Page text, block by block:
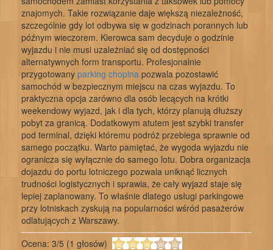
znajomych. Takie rozwiązanie daje większą niezależność,
szczególnie gdy lot odbywa się w godzinach porannych lub
późnym wieczorem. Kierowca sam decyduje o godzinie
wyjazdu i nie musi uzależniać się od dostępności
alternatywnych form transportu. Profesjonalnie
przygotowany parking chopina pozwala pozostawić
samochód w bezpiecznym miejscu na czas wyjazdu. To
praktyczna opcja zarówno dla osób lecących na krótki
weekendowy wyjazd, jak i dla tych, którzy planują dłuższy
pobyt za granicą. Dodatkowym atutem jest szybki transfer
pod terminal, dzięki któremu podróż przebiega sprawnie od
samego początku. Warto pamiętać, że wygoda wyjazdu nie
ogranicza się wyłącznie do samego lotu. Dobra organizacja
dojazdu do portu lotniczego pozwala uniknąć licznych
trudności logistycznych i sprawia, że cały wyjazd staje się
lepiej zaplanowany. To właśnie dlatego usługi parkingowe
przy lotniskach zyskują na popularności wśród pasażerów
odlatujących z Warszawy.
Ocena: 3/5 (1 głosów)